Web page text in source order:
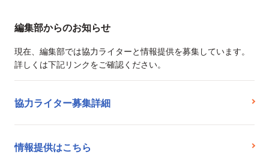
編集部からのお知らせ
現在、編集部では協力ライターと情報提供を募集しています。
詳しくは下記リンクをご確認ください。
協力ライター募集詳細
情報提供はこちら